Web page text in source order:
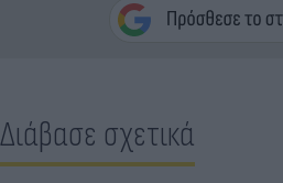
Διάβασε σχετικά